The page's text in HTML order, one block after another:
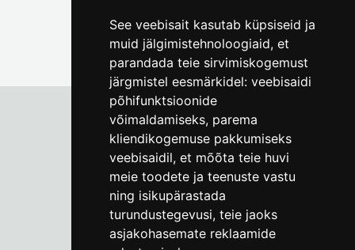
See veebisait kasutab küpsiseid ja
muid jälgimistehnoloogiaid, et
parandada teie sirvimiskogemust
järgmistel eesmärkidel: veebisaidi
põhifunktsioonide
võimaldamiseks, parema
kliendikogemuse pakkumiseks
veebisaidil, et mõõta teie huvi
meie toodete ja teenuste vastu
ning isikupärastada
turundustegevusi, teie jaoks
asjakohasemate reklaamide
Tallinna Linnamuuseum
Vene 17
E-R kell 9-17(+372) 610 4178
info@linnamuuseum.ee